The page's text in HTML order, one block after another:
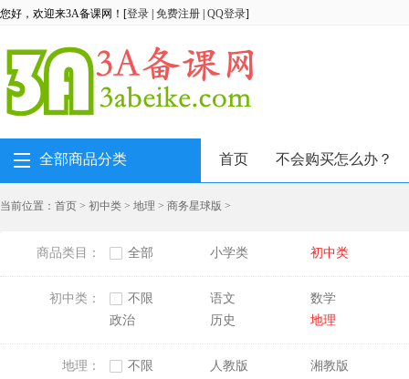
您好，欢迎来3A备课网！[登录 免费注册 QQ登录]
全部商品分类 首页 不会购买怎么办？
当前位置： 首页 > 初中类 > 地理 > 商务星球版 >
商品类目： 全部 小学类 初中类
初中类： 不限 语文
数学
政治
历史 地理
地理： 不限 人教版
湘教版